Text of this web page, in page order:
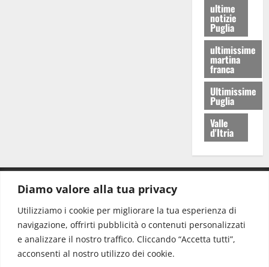
Diamo valore alla tua privacy
Utilizziamo i cookie per migliorare la tua esperienza di
navigazione, offrirti pubblicità o contenuti personalizzati
e analizzare il nostro traffico. Cliccando “Accetta tutti”,
acconsenti al nostro utilizzo dei cookie.
ultime
notizie
Puglia
ultimissime
martina
franca
Ultimissime
Puglia
Valle
d'Itria
Redazione: redazione@www.martinasera.it
Direttore:direttore@www.martinasera.it
Info & Commerciale:info@www.martinasera.it